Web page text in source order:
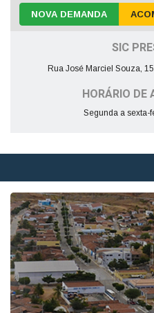
NOVA DEMANDA
SIC
Rua José Marciel Souza,
HORÁRIO DE
Segunda a sexta-